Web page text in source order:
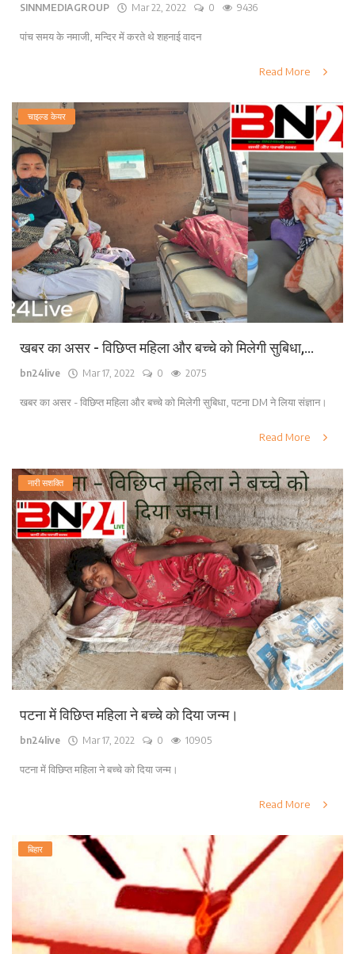
SINNMEDIAGROUP Mar 22, 2022 0 9436
पांच समय के नमाजी, मन्दिर में करते थे शहनाई वादन
Read More
चाइल्ड केयर
खबर का असर - विछिप्त महिला और बच्चे को मिलेगी सुबिधा,...
bn24live Mar 17, 2022 0 2075
खबर का असर - विछिप्त महिला और बच्चे को मिलेगी सुबिधा, पटना DM ने लिया संज्ञान।
Read More
नारी सशक्ति
पटना में विछिप्त महिला ने बच्चे को दिया जन्म।
bn24live Mar 17, 2022 0 10905
पटना में विछिप्त महिला ने बच्चे को दिया जन्म।
Read More
बिहार